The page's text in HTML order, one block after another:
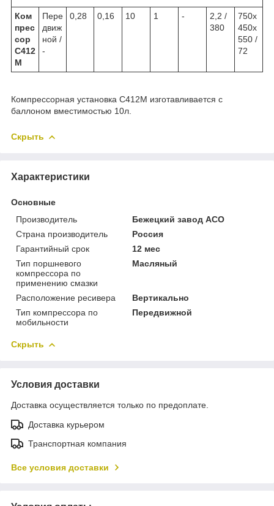
Ком
прес
сор
С412
М
Пере
движ
ной /
-
0,28 0,16 10 1 -
2,2 /
380
750х
450х
550 /
72
Компрессорная установка С412М изготавливается с
баллоном вместимостью 10л.
Скрыть
Характеристики
Основные
Производитель
Бежецкий завод АСО
Страна производитель
Россия
Гарантийный срок
12 мес
Тип поршневого
компрессора по
применению смазки
Масляный
Расположение ресивера
Вертикально
Тип компрессора по
мобильности
Передвижной
Скрыть
Условия доставки
Доставка осуществляется только по предоплате.
Доставка курьером
Транспортная компания
Все условия доставки